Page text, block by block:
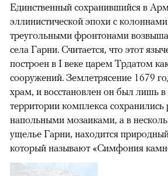
Единственный сохранившийся в
эллинистической эпохи с
треугольными фронтонами
села Гарни. Считается, что этот
построен в I веке царем Трдатом
сооружений. Землетрясение 1679
храм, и восстановлен он был лишь
территории комплекса
напольными мозаиками, а в
ущелье Гарни, находится
который называют «Симфония